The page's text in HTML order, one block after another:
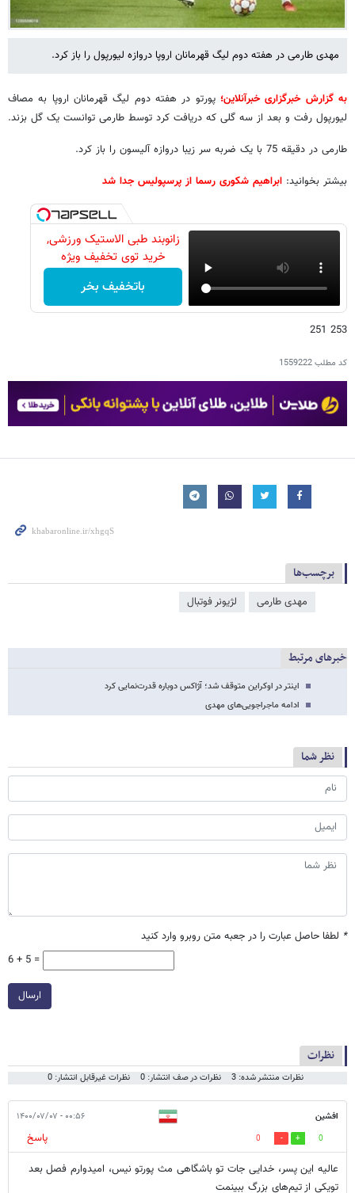
مهدی طارمی در هفته دوم لیگ قهرمانان اروپا دروازه لیورپول را باز کرد.
به گزارش خبرگزاریخبرآنلاین؛ پورتو در هفته دوم لیگ قهرمانان اروپا به مصاف
لیورپول رفت و بعد از سه گلی که دریافت کرد توسط طارمی توانست یک گل بزند.
طارمی در دقیقه 75 با یک ضربه سر زیبا دروازه آلیسون را باز کرد.
بیشتر بخوانید: ابراهیم شکوری رسما از پرسپولیس جدا شد
زانوبند طبی الاستیک ورزشی,
خرید توی تخفیف ویژه
باتخفیف بخر
253 251
کد مطلب1559222
برچسب‌ها
مهدی طارمی لژیونر فوتبال
خبرهای مرتبط
اینتر در اوکراین متوقف شد؛ آژاکس دوباره قدرت‌نمایی کرد
ادامه ماجراجویی‌های مهدی
نظر شما
* لطفا حاصل عبارت را در جعبه متن روبرو وارد کنید
6 + 5 =
ارسال
نظرات
نظرات منتشر شده: 3 نظرات در صف انتشار: 0 نظرات غیرقابل انتشار: 0
افشین ۰۰:۵۶ - ۱۴۰۰/۰۷/۰۷
0
0
پاسخ
عالیه این پسر، خدایی جات تو باشگاهی مث پورتو نیس، امیدوارم فصل بعد
تویکی از تیم‌های بزرگ ببینمت